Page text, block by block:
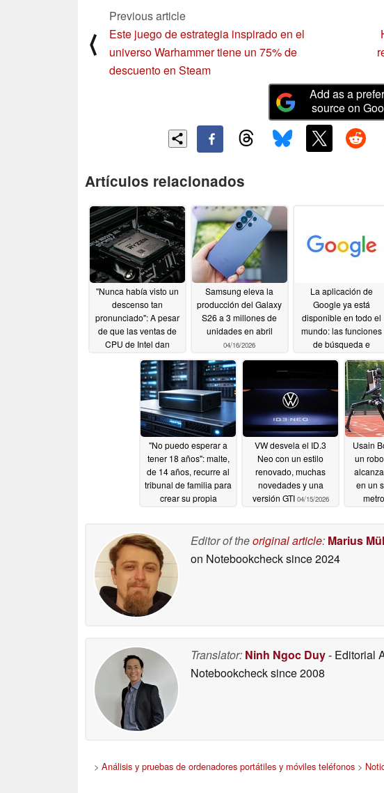
⟨
Previous article
Este juego de estrategia inspirado en el
universo Warhammer tiene un 75% de
descuento en Steam
Add as a
source on
Artículos relacionados
"Nunca había visto un
descenso tan
pronunciado": A pesar
de que las ventas de
CPU de Intel dan
vida Mindfactory ve
una caída importante
04/17/2026
Samsung eleva la
producción del Galaxy
S26 a 3 millones de
unidades en abril
04/16/2026
La aplicación de
Google ya está
disponible en todo el
mundo: las funciones
de búsqueda e
llegan a los escritorios
de Windows04/16/2026
"No puedo esperar a
tener 18 años": malte,
de 14 años, recurre al
tribunal de familia para
crear su propia
VW desvela el ID.3
Neo con un estilo
renovado, muchas
novedades y una
versión GTI 04/15/2026
Usain
un
en un
Editor of theoriginal article: Marius
on Notebookchecksince 2024
Translator: Ninh Ngoc Duy- Editorial
Notebookchecksince 2008
> Análisis y pruebas de ordenadores portátiles y móviles teléfonos >